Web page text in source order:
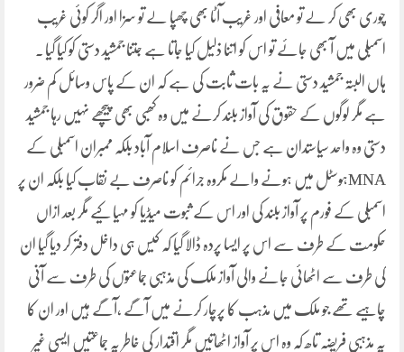
چوری بھی کر لے تو معافی اور غریب آٹا بھی چھپا لے تو سزا اور اگر کوئی غریب
اسمبلی میں آ بھی جائے تو اس کو اتنا ذلیل کیا جاتا ہے جتنا جمشید دستی کو کیا گیا ۔
ہاں البتہ جمشید دستی نے یہ بات ثابت کی ہے کہ ان کے پاس وسائل کم ضرور
ہے مگر لوگوں کے حقوق کی آواز بلند کرنے میں وہ کھبی بھی پیچھے نہیں رہا جمشید
دستی وہ واحد سیاستدان ہے جس نے ناصرف اسلام آباد بلکہ ممبران اسمبلی کے
MNAہوسٹل میں ہونے والے مکروہ جرائم کو ناصرف بے نقاب کیا بلکہ ان پر
اسمبلی کے فورم پر آواز بلند کی اور اس کے ثبوت میڈیا کو مہیا کیے مگر بعد ازاں
حکومت کے طرف سے اس پر ایسا پردہ ڈالا گیا کہ کیس ہی داخل دفتر کر دیا گیا ان
کی طرف سے اٹھائی جانے والی آواز ملک کی مذہبی جماعتوں کی طرف سے آنی
چاہیے تھے جو ملک میں مذہب کا پرچار کرنے میں آگے ،آگے ہیں اور ان کا
یہ مذہبی فریضہ تاھ کہ وہ اس پر آواز اٹھاتیں مگر اقتدار کی خاطر یہ جماعتیں ایسی غیر